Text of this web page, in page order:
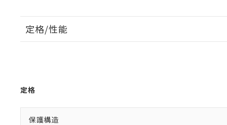
定格/性能
定格
保護構造